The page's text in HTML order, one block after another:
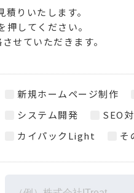
りいたします。
してください。
せていただきます。
新規ホームページ制作
システム開発
SEO
カイパックLight
そ